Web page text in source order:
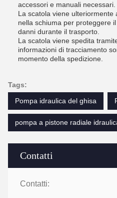
Contatti
Contatti:
accessori e manuali necessari.
La scatola viene ulteriormente
nella schiuma per proteggere
danni durante il trasporto.
La scatola viene spedita
informazioni di tracciamento
momento della spedizione.
Tags:
Pompa idraulica del ghisa
pompa a pistone radiale